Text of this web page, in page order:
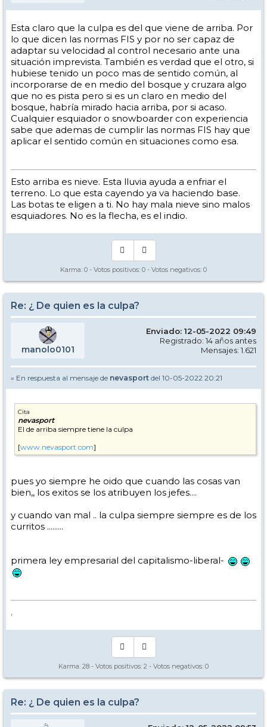
Esta claro que la culpa es del que viene de arriba. Por
lo que dicen las normas FIS y por no ser capaz de
adaptar su velocidad al control necesario ante una
situación imprevista. También es verdad que el otro, si
hubiese tenido un poco mas de sentido común, al
incorporarse de en medio del bosque y cruzara algo
que no es pista pero si es un claro en medio del
bosque, habría mirado hacia arriba, por si acaso.
Cualquier esquiador o snowboarder con experiencia
sabe que ademas de cumplir las normas FIS hay que
aplicar el sentido común en situaciones como esa.
Esto arriba es nieve. Esta lluvia ayuda a enfriar el
terreno. Lo que esta cayendo ya va haciendo base.
Las botas te eligen a ti. No hay mala nieve sino malos
esquiadores. No es la flecha, es el indio.
Karma: 0 - Votos positivos: 0 - Votos negativos: 0
Re: ¿ De quien es la culpa?
manolo0101
Enviado: 12-05-2022 09:49
Registrado: 14 años antes
Mensajes: 1.621
» En respuesta al mensaje de nevasport del 10-05-2022 20:21
Cita
nevasport
El de arriba siempre tiene la culpa
[www.nevasport.com]
pues yo siempre he oido que cuando las cosas van
bien,, los exitos se los atribuyen los jefes....
y cuando van mal .. la culpa siempre siempre es de los
curritos .........
primera ley empresarial del capitalismo-liberal-
.
Karma: 28 - Votos positivos: 2 - Votos negativos: 0
Re: ¿ De quien es la culpa?